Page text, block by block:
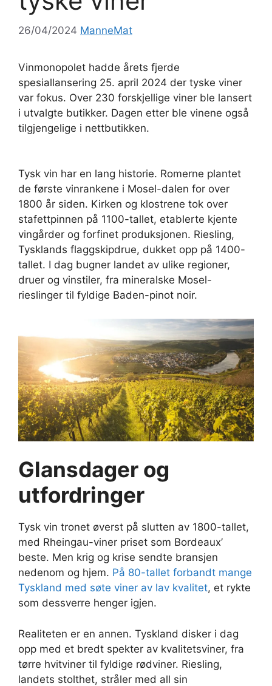
26/04/2024 ManneMat
Vinmonopolet hadde årets fjerde
spesiallansering 25. april 2024 der tyske viner
var fokus. Over 230 forskjellige viner ble lansert
i utvalgte butikker. Dagen etter ble vinene også
tilgjengelige i nettbutikken.
Tysk vin har en lang historie. Romerne plantet
de første vinrankene i Mosel-dalen for over
1800 år siden. Kirken og klostrene tok over
stafettpinnen på 1100-tallet, etablerte kjente
vingårder og forfinet produksjonen. Riesling,
Tysklands flaggskipdrue, dukket opp på 1400-
tallet. I dag bugner landet av ulike regioner,
druer og vinstiler, fra mineralske Mosel-
rieslinger til fyldige Baden-pinot noir.
Glansdager og
utfordringer
Tysk vin tronet øverst på slutten av 1800-tallet,
med Rheingau-viner priset som Bordeaux’
beste. Men krig og krise sendte bransjen
nedenom og hjem. På 80-tallet forbandt mange
Tyskland med søte viner av lav kvalitet, et rykte
som dessverre henger igjen.
Realiteten er en annen. Tyskland disker i dag
opp med et bredt spekter av kvalitetsviner, fra
tørre hvitviner til fyldige rødviner. Riesling,
landets stolthet, stråler med all sin